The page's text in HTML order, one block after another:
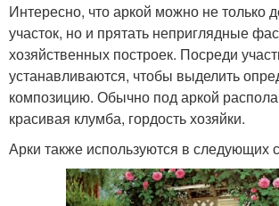
Интересно, что аркой можно не только
участок, но и прятать неприглядные
хозяйственных построек. Посреди
устанавливаются, чтобы выделить
композицию. Обычно под аркой
красивая клумба, гордость хозяйки.
Арки также используются в следующих